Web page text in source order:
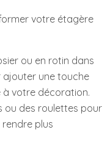
votre étagère
ou en rotin dans
une touche
à votre décoration.
ou des roulettes pour
rendre plus